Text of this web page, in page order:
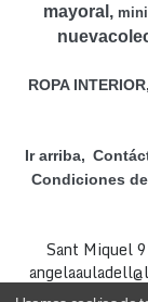
mayoral mini
ROPA INTERIOR
Ir arriba
Condiciones
Sant Miquel